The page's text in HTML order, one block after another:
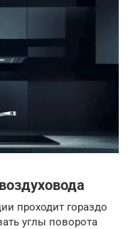
проходит гораздо
углы поворота